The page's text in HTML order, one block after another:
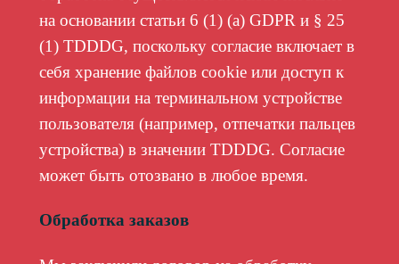
на основании статьи 6 (1) (а) GDPR и § 25
(1) TDDDG, поскольку согласие включает в
себя хранение файлов cookie или доступ к
информации на терминальном устройстве
пользователя (например, отпечатки пальцев
устройства) в значении TDDDG. Согласие
может быть отозвано в любое время.
Обработка заказов